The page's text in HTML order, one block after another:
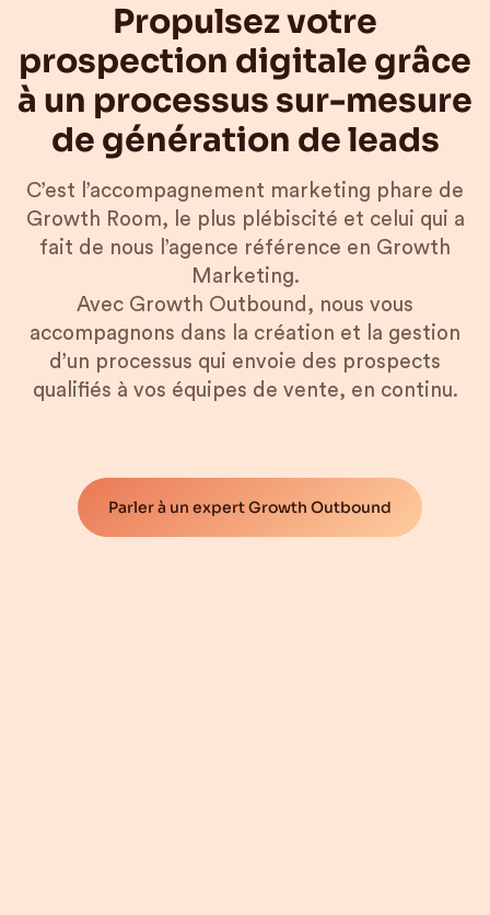
Propulsez votre
prospection digitale grâce
à un processus sur-mesure
de génération de leads
C’est l’accompagnement marketing phare de
Growth Room, le plus plébiscité et celui qui a
fait de nous l’agence référence en Growth
Marketing.
Avec Growth Outbound, nous vous
accompagnons dans la création et la gestion
d’un processus qui envoie des prospects
qualifiés à vos équipes de vente, en continu.
Parler à un expert Growth Outbound